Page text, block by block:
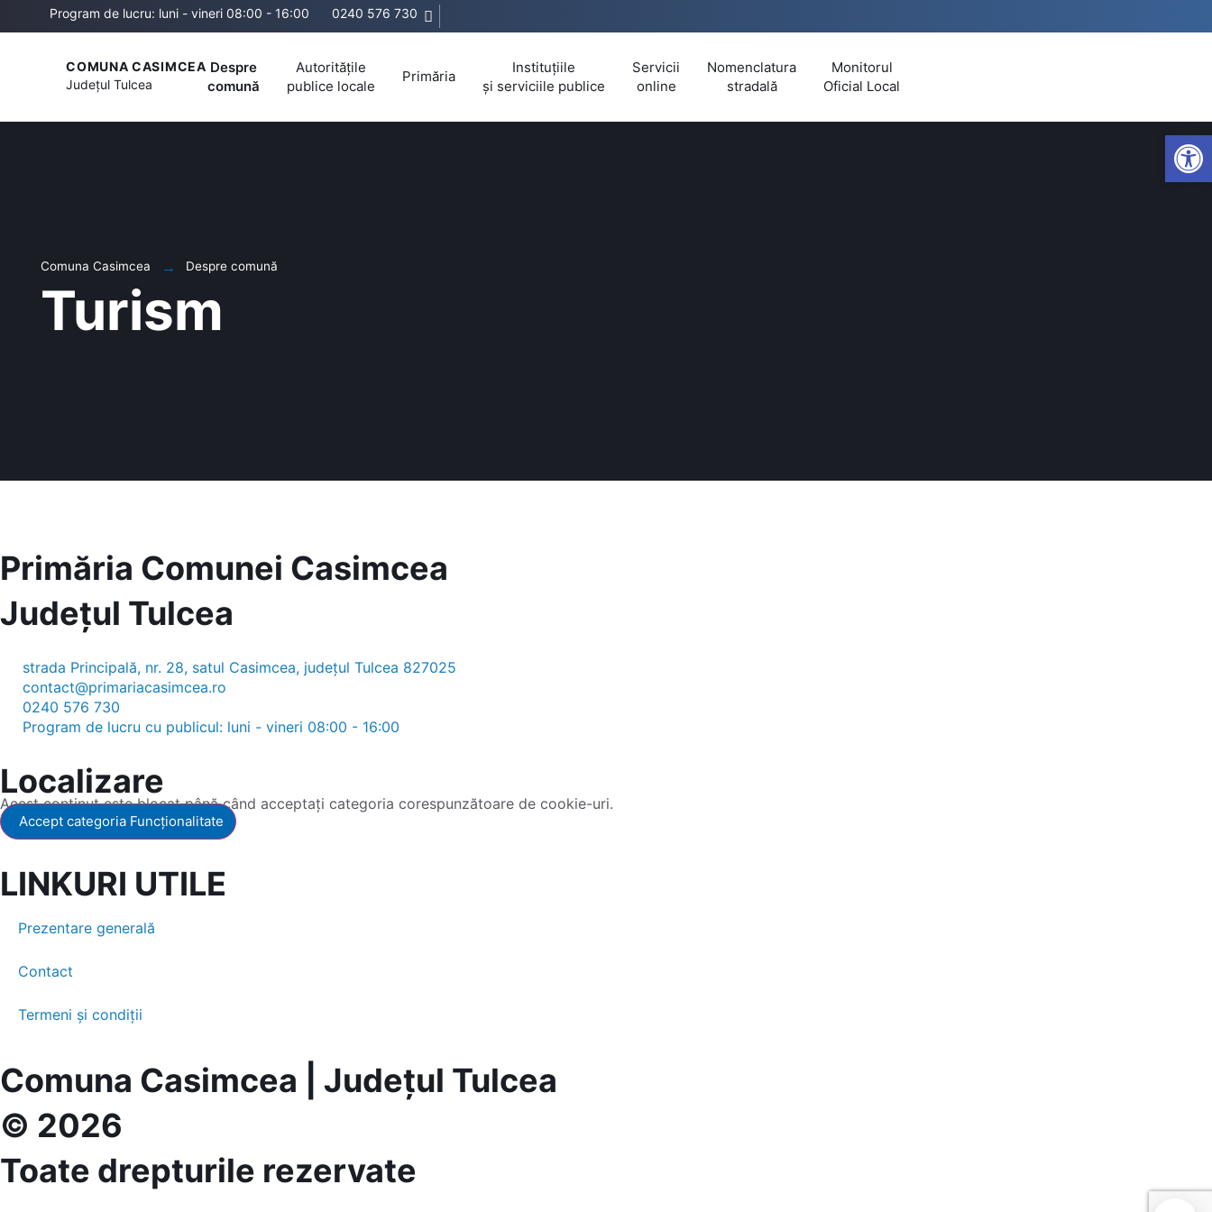
Program de lucru: luni - vineri 08:00 - 16:00 0240 576 730
COMUNA CASIMCEA
JudețulTulcea
Despre
comună
Autoritățile
publice locale
Primăria
Instituțiile
și serviciile publice
Servicii
online
Nomenclatura
stradală
Monitorul
Oficial Local
Comuna Casimcea Despre comună
Turism
Primăria Comunei Casimcea
Județul Tulcea
strada Principală, nr. 28, satul Casimcea, județul Tulcea 827025
contact@primariacasimcea.ro
0240 576 730
Program de lucru cu publicul: luni - vineri 08:00 - 16:00
Localizare
Acest conținut este blocat până când acceptați categoria corespunzătoare de cookie-uri.
Accept categoria Funcționalitate
LINKURI UTILE
Prezentare generală
Contact
Termeni și condiții
Comuna Casimcea | Județul Tulcea
© 2026
Toate drepturile rezervate